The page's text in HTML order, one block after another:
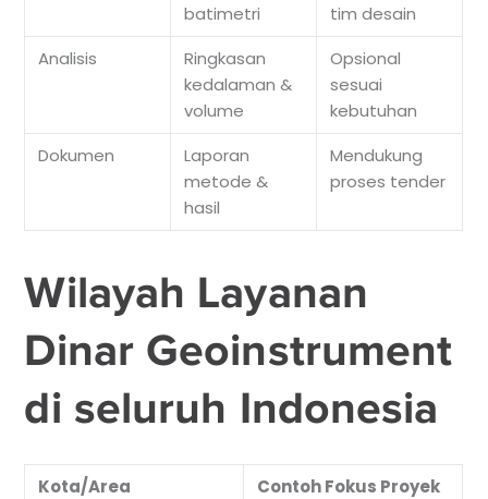
batimetri
tim desain
Analisis
Ringkasan
kedalaman &
volume
Opsional
sesuai
kebutuhan
Dokumen
Laporan
metode &
hasil
Mendukung
proses tender
Wilayah Layanan
Dinar Geoinstrument
di seluruh Indonesia
Kota/Area
Contoh Fokus Proyek